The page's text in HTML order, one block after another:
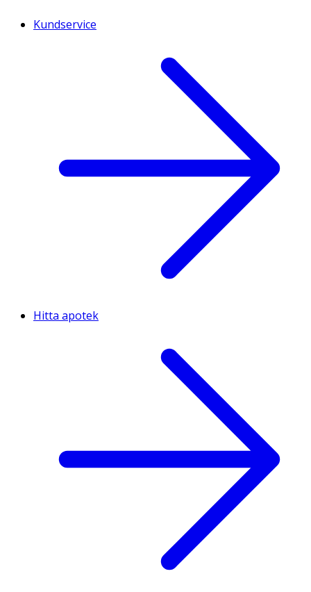
Kundservice
Hitta apotek